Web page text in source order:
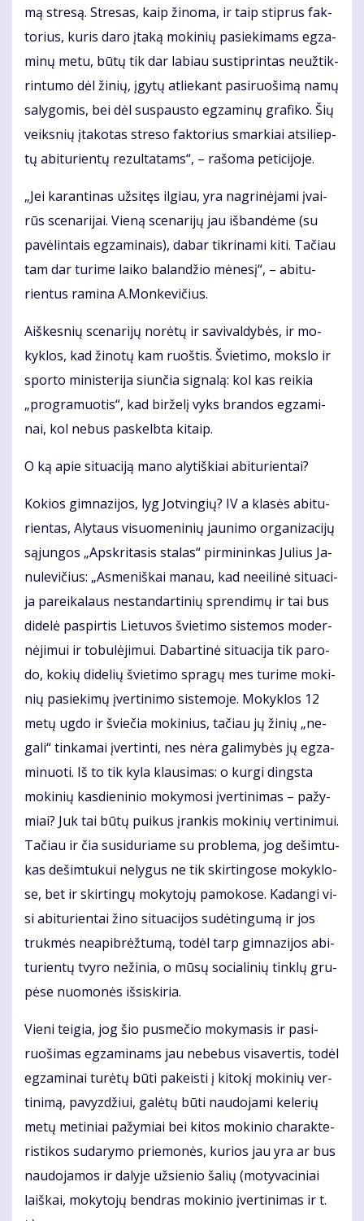
mą stre­są. Stre­sas, kaip ži­no­ma, ir taip stip­rus fak­
to­rius, ku­ris da­ro įta­ką mo­ki­nių pa­sie­ki­mams eg­za­
mi­nų me­tu, bū­tų tik dar la­biau su­stip­rin­tas ne­už­tik­
rin­tu­mo dėl ži­nių, įgy­tų at­lie­kant pa­si­ruo­ši­mą na­mų
sa­ly­go­mis, bei dėl su­spaus­to eg­za­mi­nų gra­fi­ko. Šių
veiks­nių įta­ko­tas stre­so fak­to­rius smar­kiai at­si­liep­
tų abi­tu­rien­tų re­zul­ta­tams“, – ra­šo­ma pe­ti­ci­jo­je.
„Jei ka­ran­ti­nas už­si­tęs il­giau, yra nag­ri­nė­ja­mi įvai­
rūs sce­na­ri­jai. Vie­ną sce­na­ri­jų jau iš­ban­dė­me (su
pa­vė­lin­tais eg­za­mi­nais), da­bar tik­ri­na­mi ki­ti. Ta­čiau
tam dar tu­ri­me lai­ko ba­lan­džio mė­ne­sį“, – abi­tu­
rien­tus ra­mi­na A.Mon­ke­vi­čius.
Aiš­kes­nių sce­na­ri­jų no­rė­tų ir sa­vi­val­dy­bės, ir mo­
kyk­los, kad ži­no­tų kam ruoš­tis. Švie­ti­mo, moks­lo ir
spor­to mi­nis­te­ri­ja siun­čia sig­na­lą: kol kas rei­kia
„pro­gra­muo­tis“, kad bir­že­lį vyks bran­dos eg­za­mi­
nai, kol ne­bus pa­skelb­ta ki­taip.
O ką apie si­tu­a­ci­ją ma­no aly­tiš­kiai abi­tu­rien­tai?
Ko­kios gim­na­zi­jos, lyg Jot­vin­gių? IV a kla­sės abi­tu­
rien­tas, Aly­taus vi­suo­me­ni­nių jau­ni­mo or­ga­ni­za­ci­jų
są­jun­gos „Ap­skri­ta­sis sta­las“ pir­mi­nin­kas Ju­lius Ja­
nu­le­vi­čius: „As­me­niš­kai ma­nau, kad ne­ei­li­nė si­tu­a­ci­
ja pa­rei­ka­laus ne­stan­dar­ti­nių spren­di­mų ir tai bus
di­de­lė pa­spir­tis Lie­tu­vos švie­ti­mo sis­te­mos mo­der­
nė­ji­mui ir to­bu­lė­ji­mui. Da­bar­ti­nė si­tu­a­ci­ja tik pa­ro­
do, ko­kių di­de­lių švie­ti­mo spra­gų mes tu­ri­me mo­ki­
nių pa­sie­ki­mų įver­ti­ni­mo sis­te­mo­je. Mo­kyk­los 12
me­tų ug­do ir švie­čia mo­ki­nius, ta­čiau jų ži­nių „ne­
ga­li“ tin­ka­mai įver­tin­ti, nes nė­ra ga­li­my­bės jų eg­za­
mi­nuo­ti. Iš to tik ky­la klau­si­mas: o kur­gi dings­ta
mo­ki­nių kas­die­ni­nio mo­ky­mo­si įver­ti­ni­mas – pa­žy­
miai? Juk tai bū­tų pui­kus įran­kis mo­ki­nių ver­ti­ni­mui.
Ta­čiau ir čia su­si­du­ria­me su pro­ble­ma, jog de­šim­tu­
kas de­šim­tu­kui ne­ly­gus ne tik skir­tin­go­se mo­kyk­lo­
se, bet ir skir­tin­gų mo­ky­to­jų pa­mo­ko­se. Ka­dan­gi vi­
si abi­tu­rien­tai ži­no si­tu­a­ci­jos su­dė­tin­gu­mą ir jos
truk­mės ne­apib­rėž­tu­mą, to­dėl tarp gim­na­zi­jos abi­
tu­rien­tų tvy­ro ne­ži­nia, o mū­sų so­cia­li­nių tin­klų gru­
pė­se nuo­mo­nės iš­si­ski­ria.
Vie­ni tei­gia, jog šio pus­me­čio mo­ky­ma­sis ir pa­si­
ruo­ši­mas eg­za­mi­nams jau ne­be­bus vi­sa­ver­tis, to­dėl
eg­za­mi­nai tu­rė­tų bū­ti pa­keis­ti į ki­to­kį mo­ki­nių ver­
ti­ni­mą, pa­vyz­džiui, ga­lė­tų bū­ti nau­do­ja­mi ke­le­rių
me­tų me­ti­niai pa­žy­miai bei ki­tos mo­ki­nio cha­rak­te­
ris­ti­kos su­da­ry­mo prie­mo­nės, ku­rios jau yra ar bus
nau­do­ja­mos ir da­ly­je už­sie­nio ša­lių (mo­ty­va­ci­niai
laiš­kai, mo­ky­to­jų ben­dras mo­ki­nio įver­ti­ni­mas ir t.